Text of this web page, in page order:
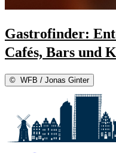
Gastrofinder:
Cafés, Bars und
© WFB / Jonas Ginter